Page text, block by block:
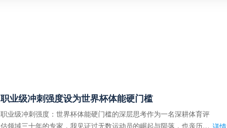
职业级冲刺强度设为世界杯体能硬门槛
职业级冲刺强度：世界杯体能硬门槛的深层思考作为一名深耕体育评
估领域三十年的专家，我见证过无数运动员的崛起与陨落，也亲历了 详情